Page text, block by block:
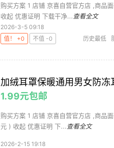
购买方案 1 店铺 京喜自营官方店 ,商品
收起 优惠证明 下载干净... 查看全文
2026-3-5 09:18
值！ +0
不值 -0 历史最低
加绒耳罩保暖通用男女防
1.99元包邮
购买方案 1 店铺 京喜自营官方店 ,商品
元 ) 收起 优惠证明 下... 查看全文
2026-2-15 19:18